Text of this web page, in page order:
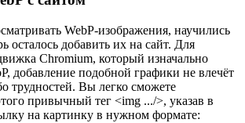
WebP-изображения, научились
осталось добавить их на сайт. Для
Chromium, который изначально
добавление подобной графики не влечёт
трудностей. Вы легко сможете
привычный тег <img .../>, указав в
на картинку в нужном формате: